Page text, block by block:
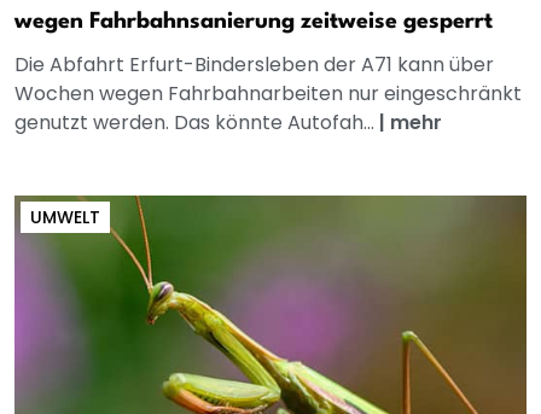
wegen Fahrbahnsanierung zeitweise gesperrt
Die Abfahrt Erfurt-Bindersleben der A71 kann über
Wochen wegen Fahrbahnarbeiten nur eingeschränkt
genutzt werden. Das könnte Autofah... | mehr
UMWELT